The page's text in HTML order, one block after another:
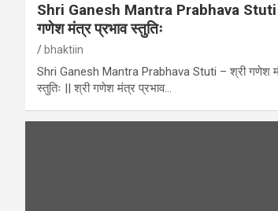
Shri Ganesh Mantra Prabhava Stuti
गणेश मंत्र प्रभाव स्तुतिः
bhaktiin
Shri Ganesh Mantra Prabhava Stuti – श्री गणेश
स्तुतिः || श्री गणेश मंत्र प्रभाव…